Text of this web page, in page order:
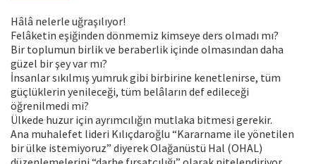
Hâlâ nelerle uğraşılıyor!
Felâketin eşiğinden dönmemiz kimseye ders olmadı mı?
Bir toplumun birlik ve beraberlik içinde olmasından daha
güzel bir şey var mı?
İnsanlar sıkılmış yumruk gibi birbirine kenetlenirse, tüm
güçlüklerin yenileceği, tüm belâların def edileceği
öğrenilmedi mi?
Ülkede huzur için ayrımcılığın mutlaka bitmesi gerekir.
Ana muhalefet lideri Kılıçdaroğlu “Kararname ile yönetilen
bir ülke istemiyoruz” diyerek Olağanüstü Hal (OHAL)